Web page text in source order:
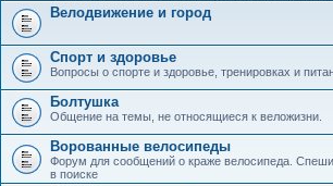
Велодвижение и город
Спорт и здоровье
Вопросы о спорте и здоровье, тренировках и
Болтушка
Общение на темы, не относящиеся к веложизни.
Ворованные велосипеды
Форум для сообщений о краже велосипеда.
в поиске